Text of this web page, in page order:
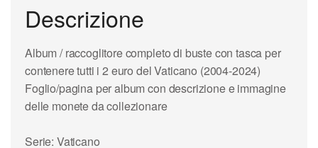
Descrizione
Album / raccoglitore completo di buste con tasca per
contenere tutti i 2 euro del Vaticano (2004-2024)
Foglio/pagina per album con descrizione e immagine
delle monete da collezionare
Serie: Vaticano